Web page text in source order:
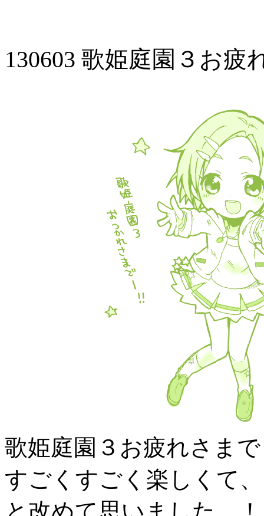
130603 歌姫庭園３お疲
歌姫庭園３お疲れさま
すごくすごく楽しくて